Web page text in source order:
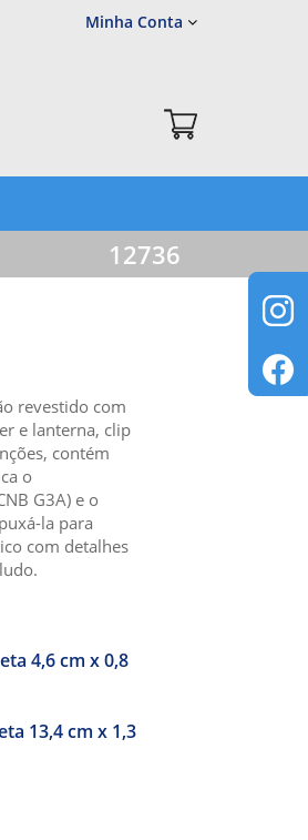
Minha Conta
12736
revestido com
e lanterna, clip
contém
o
G3A) e o
la para
com detalhes
4,6 cm x 0,8
13,4 cm x 1,3